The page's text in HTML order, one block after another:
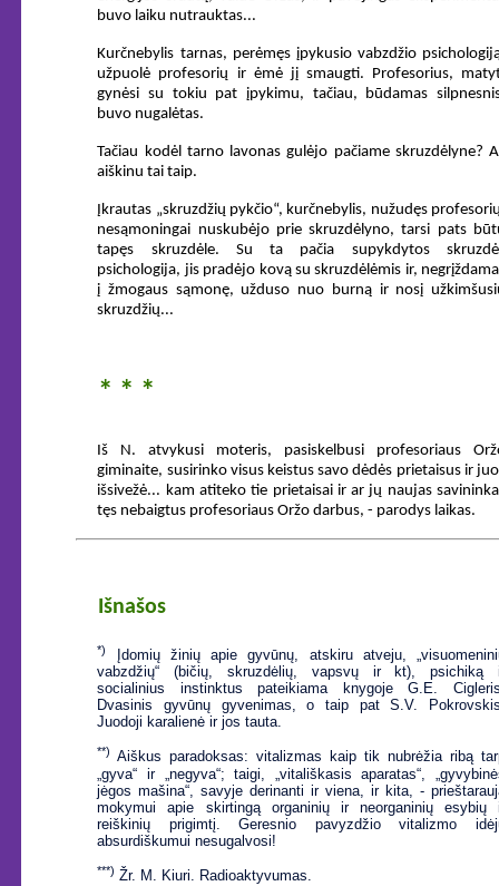
buvo laiku nutrauktas...
Kurčnebylis tarnas, perėmęs įpykusio vabzdžio
užpuolė profesorių ir ėmė jį smaugti. Profesorius,
gynėsi su tokiu pat įpykimu, tačiau, būdamas
buvo nugalėtas.
Tačiau kodėl tarno lavonas gulėjo pačiame skruzdėlyne?
aiškinu tai taip.
Įkrautas „skruzdžių pykčio“, kurčnebylis, nužudęs
nesąmoningai nuskubėjo prie skruzdėlyno, tarsi pats
tapęs skruzdėle. Su ta pačia supykdytos
psichologija, jis pradėjo kovą su skruzdėlėmis ir,
į žmogaus sąmonę, užduso nuo burną ir nosį
skruzdžių...
* * *
Iš N. atvykusi moteris, pasiskelbusi profesoriaus
giminaite, susirinko visus keistus savo dėdės prietaisus ir
išsivežė... kam atiteko tie prietaisai ir ar jų naujas
tęs nebaigtus profesoriaus Oržo darbus, - parodys laikas.
Išnašos
*)
Įdomių žinių apie gyvūnų, atskiru atveju,
vabzdžių“ (bičių, skruzdėlių, vapsvų ir kt), psichiką
socialinius instinktus pateikiama knygoje G.E.
Dvasinis gyvūnų gyvenimas, o taip pat S.V.
Juodoji karalienė ir jos tauta.
**) Aiškus paradoksas: vitalizmas kaip tik nubrėžia ribą
„gyva“ ir „negyva“; taigi, „vitališkasis aparatas“,
jėgos mašina“, savyje derinanti ir viena, ir kita, -
mokymui apie skirtingą organinių ir neorganinių esybių
reiškinių prigimtį. Geresnio pavyzdžio vitalizmo
absurdiškumui nesugalvosi!
***) Žr. M. Kiuri. Radioaktyvumas.